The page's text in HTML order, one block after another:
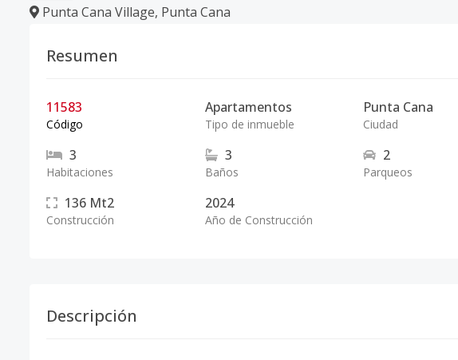
Punta Cana Village, Punta Cana
Resumen
11583
Código
Apartamentos
Tipo de inmueble
Punta Cana
Ciudad
3
Habitaciones
3
Baños
2
Parqueos
136 Mt2
Construcción
2024
Año de Construcción
Descripción